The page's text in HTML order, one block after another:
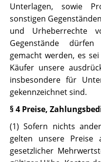
Unterlagen, sowie
sonstigen
und Urheberrechte
Gegenstände
gemacht werden, es
Käufer unsere
insbesondere für
gekennzeichnet sind.
§ 4 Preise,
(1) Sofern nichts
gelten unsere Preise
gesetzlicher